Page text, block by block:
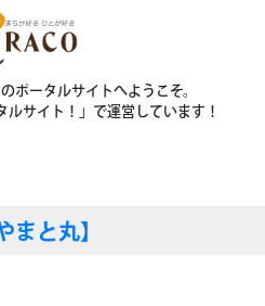
ポータルサイトへようこそ。
ルサイト！」で運営しています！
と丸】